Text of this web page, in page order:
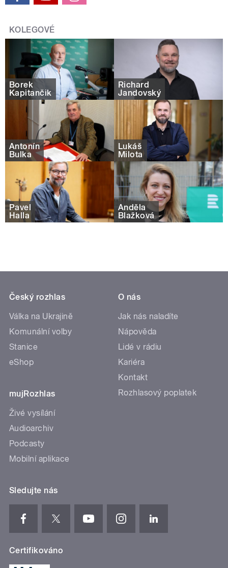
KOLEGOVÉ
Borek
Kapitančik
Richard
Jandovský
Antonín
Bulka
Lukáš
Milota
Pavel
Halla
Anděla
Blažková
Český rozhlas
Válka na Ukrajině
Komunální volby
Stanice
eShop
mujRozhlas
Živé vysílání
Audioarchiv
Podcasty
Mobilní aplikace
O nás
Jak nás naladíte
Nápověda
Lidé v rádiu
Kariéra
Kontakt
Rozhlasový poplatek
Sledujte nás
Certifikováno